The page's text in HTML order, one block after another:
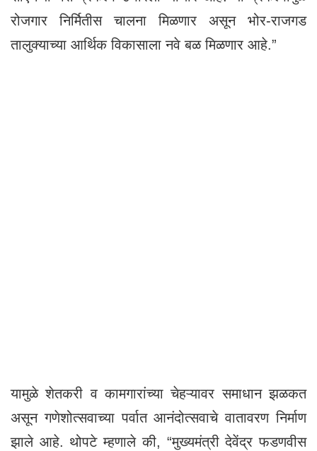
रोजगार निर्मितीस चालना मिळणार असून भोर-राजगड
तालुक्याच्या आर्थिक विकासाला नवे बळ मिळणार आहे.”
यामुळे शेतकरी व कामगारांच्या चेहऱ्यावर समाधान झळकत
असून गणेशोत्सवाच्या पर्वात आनंदोत्सवाचे वातावरण निर्माण
झाले आहे. थोपटे म्हणाले की, “मुख्यमंत्री देवेंद्र फडणवीस